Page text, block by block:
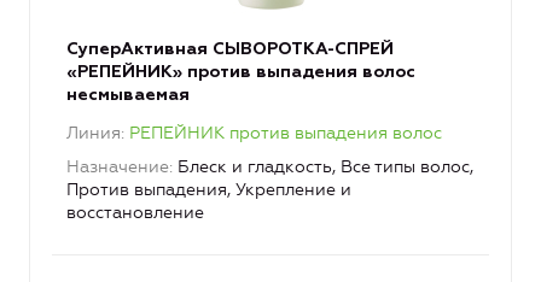
СуперАктивная СЫВОРОТКА-СПРЕЙ
«РЕПЕЙНИК» против выпадения волос
несмываемая
Линия РЕПЕЙНИК против выпадения волос
Назначение Блеск и гладкость, Все типы волос,
Против выпадения, Укрепление и
восстановление